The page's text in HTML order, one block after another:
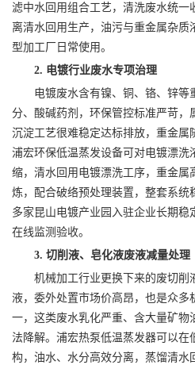
滤中水回用组合工艺，清洗废水统一
离清水回用生产，油污与重金属杂质
型加工厂日常使用。
2. 电镀行业废水专项治理
电镀废水含有镍、铜、铬、锌
分、酸碱药剂，环保管控标准严苛，
沉淀工艺很难稳定达标排放，重金属
浦宏环保低温蒸发设备可对电镀漂洗
缩，清水回用电镀漂洗工序，重金属
炼，配合破络预处理装置，整套系统
多家昆山电镀产业园入驻企业长期稳
在线监测验收。
3. 切削液、皂化液废液减量处理
机械加工行业更换下来的废切削
液，委外处置市场价高昂，也是众多
一，这类废水乳化严重、含大量矿物
法降解。浦宏热泵低温蒸发器可以在
构，油水、水分高效分离，蒸馏清水